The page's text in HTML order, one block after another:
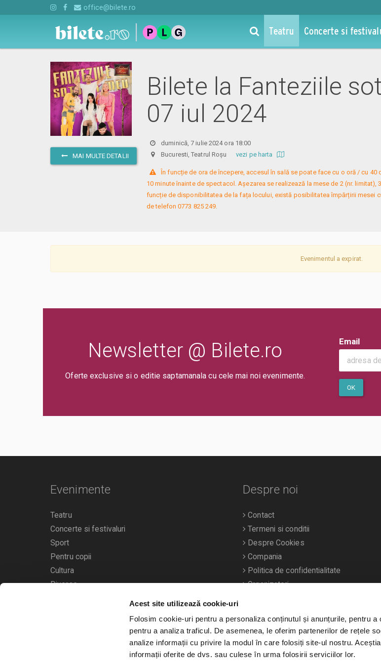
Acest site utilizează cookie-uri
Folosim cookie-uri pentru a personaliza conținutul și anunțurile, pentru
pentru a analiza traficul. De asemenea, le oferim partenerilor de rețele
analize informații cu privire la modul în care folosiți site-ul nostru.
informații oferite de dvs. sau culese în urma folosirii serviciilor lor.
office@bilete.ro
Teatru Concerte si
MAI MULTE DETALII
Bilete la Fanteziile
07 iul 2024
duminică, 7 iulie 2024 ora 18:00
Bucuresti, Teatrul Roșu vezi pe harta
În funcție de ora de începere, accesul în sală se poate face cu o oră / cu 40
10 minute înainte de spectacol. Așezarea se realizează la mese de 2 (nr. limitat),
funcție de disponibilitatea de la fața locului, există posibilitatea împărțirii mesei
de telefon 0773 825 249.
Evenimentul a expirat.
Newsletter @ Bilete.ro
Oferte exclusive si o editie saptamanala cu cele mai noi evenimente.
Email
OK
Evenimente
Teatru
Concerte si festivaluri
Sport
Pentru copii
Cultura
Diverse
Calendarul evenimentelor
Despre noi
Contact
Termeni si conditii
Despre Cookies
Compania
Politica de confidentialitate
Organizatori